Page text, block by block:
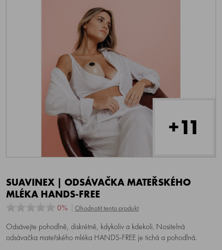
+11
SUAVINEX | ODSÁVAČKA MATEŘSKÉHO
MLÉKA HANDS-FREE
0% Ohodnotit tento produkt
Odsávejte pohodlně, diskrétně, kdykoliv a kdekoli. Nositelná
odsávačka mateřského mléka HANDS-FREE je tichá a pohodlná.